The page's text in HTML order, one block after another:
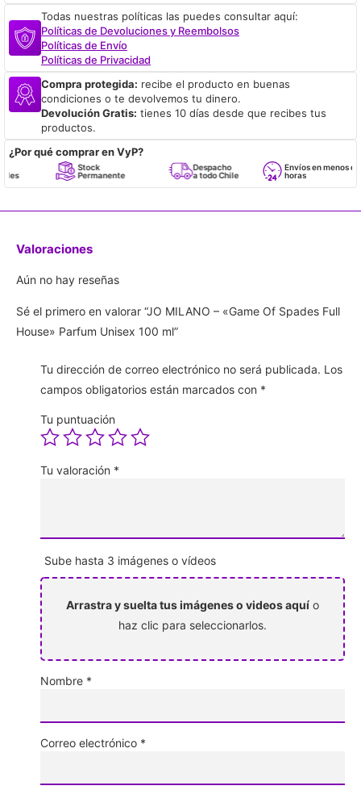
Todas nuestras políticas las puedes consultar aquí:
Políticas de Devoluciones y Reembolsos
Políticas de Envío
Políticas de Privacidad
Compra protegida: recibe el producto en buenas
condiciones o te devolvemos tu dinero.
Devolución Gratis: tienes 10 días desde que recibes tus
productos.
¿Por qué comprar en VyP?
Stock
Permanente
Despacho
a todo Chile
Envíos en menos de 24
horas
Valoraciones
Aún no hay reseñas
Sé el primero en valorar “JO MILANO – «Game Of Spades Full
House» Parfum Unisex 100 ml”
Tu dirección de correo electrónico no será publicada. Los
campos obligatorios están marcados con *
Tu puntuación
Tu valoración *
Sube hasta 3 imágenes o vídeos
Arrastra y suelta tus imágenes o videos aquí o
haz clic para seleccionarlos.
Nombre *
Correo electrónico *